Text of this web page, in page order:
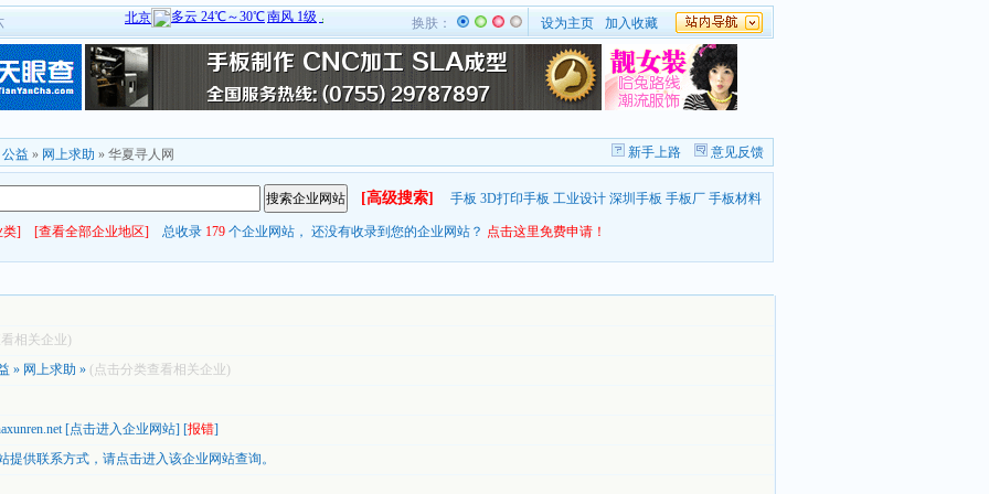
换肤： 设为主页 加入收藏
公益 » 网上求助 » 华夏寻人网 新手上路 意见反馈
[高级搜索] 手板 3D打印手板 工业设计 深圳手板 手板厂 手板材料
类] [查看全部企业地区] 总收录 179 个企业网站， 还没有收录到您的企业网站？ 点击这里免费申请！
相关企业)
» 网上求助 » (点击分类查看相关企业)
[点击进入企业网站] [报错]
提供联系方式， 请点击进入该企业网站查询。